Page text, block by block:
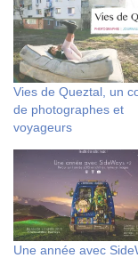
Vies de Queztal, un
de photographes et
voyageurs
Une année avec